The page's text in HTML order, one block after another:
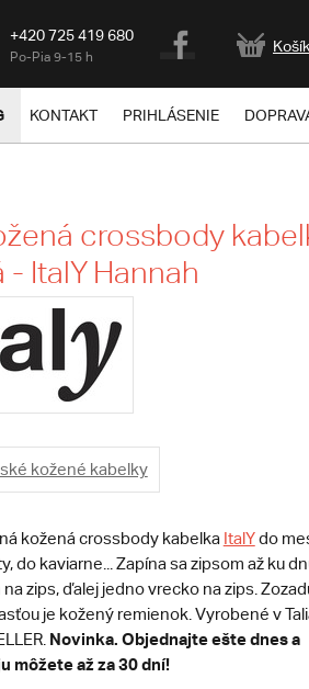
+420 725 419 680
Po-Pia 9-15 h
Košík
KONTAKT PRIHLÁSENIE
crossbody
ItalY Hannah
kožené kabelky
kožená crossbody kabelka ItalYdo
do kaviarne... Zapína sa zipsom až ku
zips, ďalej jedno vrecko na zips.
je kožený remienok. Vyrobené v
Novinka. Objednajte ešte dnes a
môžete až za 30 dní!